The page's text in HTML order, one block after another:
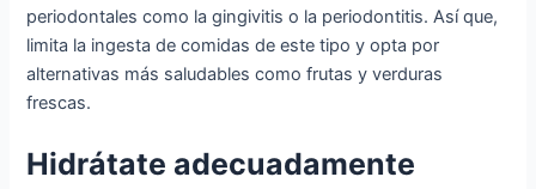
periodontales como la gingivitis o la periodontitis. Así que,
limita la ingesta de comidas de este tipo y opta por
alternativas más saludables como frutas y verduras
frescas.
Hidrátate adecuadamente